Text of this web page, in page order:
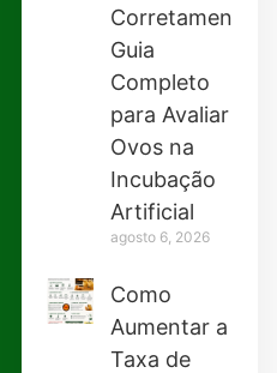
Corretamente:
Guia
Completo
para Avaliar
Ovos na
Incubação
Artificial
agosto 6, 2026
Como
Aumentar a
Taxa de